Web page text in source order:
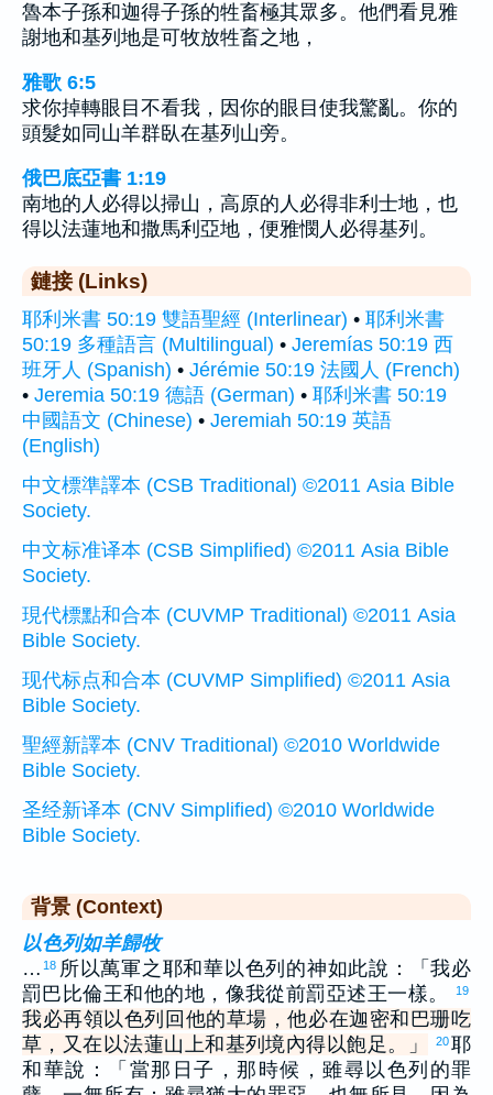
魯本子孫和迦得子孫的牲畜極其眾多。他們看見雅
謝地和基列地是可牧放牲畜之地，
雅歌 6:5
求你掉轉眼目不看我，因你的眼目使我驚亂。你的
頭髮如同山羊群臥在基列山旁。
俄巴底亞書 1:19
南地的人必得以掃山，高原的人必得非利士地，也
得以法蓮地和撒馬利亞地，便雅憫人必得基列。
鏈接 (Links)
耶利米書 50:19 雙語聖經 (Interlinear) • 耶利米書
50:19 多種語言 (Multilingual) • Jeremías 50:19 西
班牙人 (Spanish) • Jérémie 50:19 法國人 (French)
• Jeremia 50:19 德語 (German) • 耶利米書 50:19
中國語文 (Chinese) • Jeremiah 50:19 英語
(English)
中文標準譯本 (CSB Traditional) ©2011 Asia Bible
Society.
中文标准译本 (CSB Simplified) ©2011 Asia Bible
Society.
現代標點和合本 (CUVMP Traditional) ©2011 Asia
Bible Society.
现代标点和合本 (CUVMP Simplified) ©2011 Asia
Bible Society.
聖經新譯本 (CNV Traditional) ©2010 Worldwide
Bible Society.
圣经新译本 (CNV Simplified) ©2010 Worldwide
Bible Society.
背景 (Context)
以色列如羊歸牧
… 18 所以萬軍之耶和華以色列的神如此說：「我必
罰巴比倫王和他的地，像我從前罰亞述王一樣。
19
我必再領以色列回他的草場，他必在迦密和巴珊吃
草，又在以法蓮山上和基列境內得以飽足。」
20 耶
和華說：「當那日子，那時候，雖尋以色列的罪